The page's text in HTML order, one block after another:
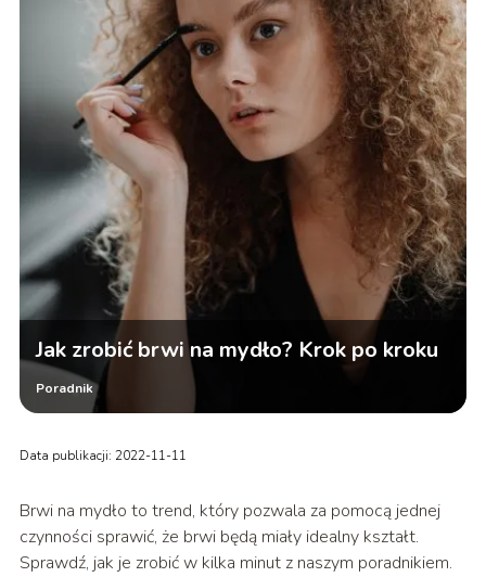
Jak zrobić brwi na mydło? Krok po kroku
Poradnik
Data publikacji: 2022-11-11
Brwi na mydło to trend, który pozwala za pomocą jednej
czynności sprawić, że brwi będą miały idealny kształt.
Sprawdź, jak je zrobić w kilka minut z naszym poradnikiem.